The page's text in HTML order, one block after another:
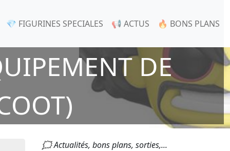
💎 FIGURINES SPECIALES 📢 ACTUS 🔥 BONS PLANS
DE
🗯 Actualités, bons plans, sorties,...